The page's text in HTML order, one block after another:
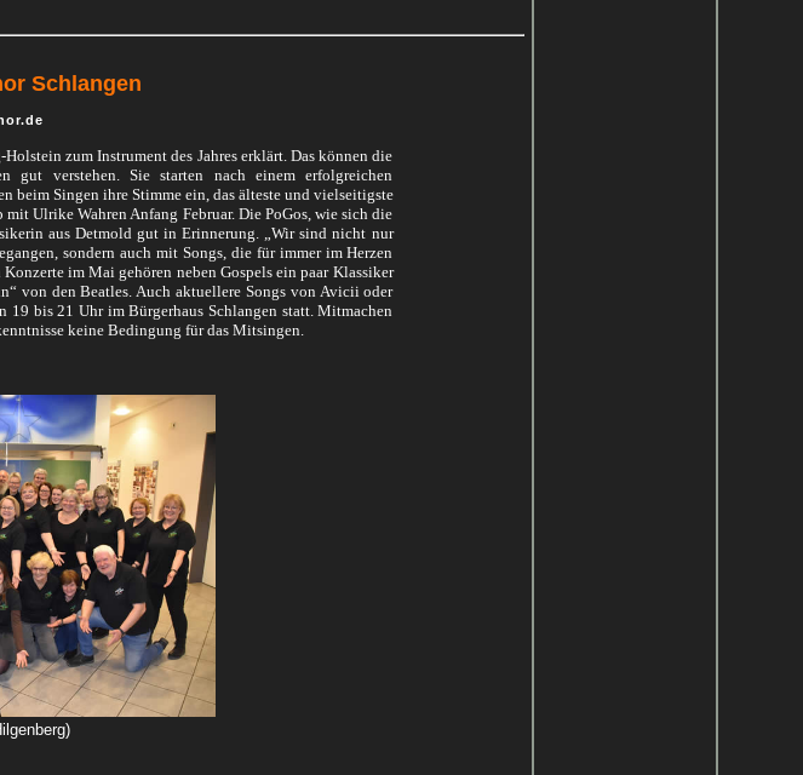
Schlangen
zum Instrument des Jahres erklärt. Das können die
gut verstehen. Sie starten nach einem erfolgreichen
beim Singen ihre Stimme ein, das älteste und vielseitigste
Ulrike Wahren Anfang Februar. Die PoGos, wie sich die
aus Detmold gut in Erinnerung. „Wir sind nicht nur
sondern auch mit Songs, die für immer im Herzen
im Mai gehören neben Gospels ein paar Klassiker
von den Beatles. Auch aktuellere Songs von Avicii oder
19 bis 21 Uhr im Bürgerhaus Schlangen statt. Mitmachen
keine Bedingung für das Mitsingen.